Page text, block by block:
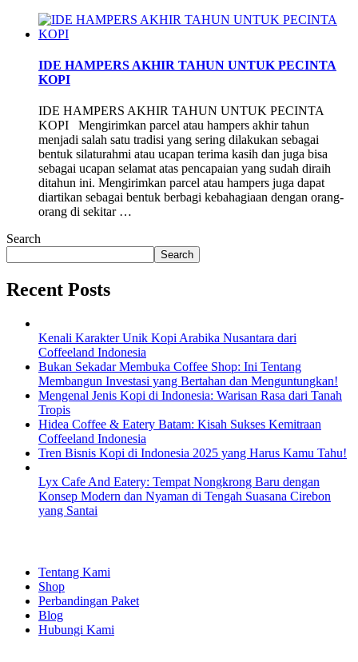
IDE HAMPERS AKHIR TAHUN UNTUK PECINTA
KOPI
IDE HAMPERS AKHIR TAHUN UNTUK PECINTA
KOPI Mengirimkan parcel atau hampers akhir tahun
menjadi salah satu tradisi yang sering dilakukan sebagai
bentuk silaturahmi atau ucapan terima kasih dan juga bisa
sebagai ucapan selamat atas pencapaian yang sudah diraih
ditahun ini. Mengirimkan parcel atau hampers juga dapat
diartikan sebagai bentuk berbagi kebahagiaan dengan orang-
orang di sekitar …
Search
Search
Recent Posts
Kenali Karakter Unik Kopi Arabika Nusantara dari
Coffeeland Indonesia
Bukan Sekadar Membuka Coffee Shop: Ini Tentang
Membangun Investasi yang Bertahan dan Menguntungkan!
Mengenal Jenis Kopi di Indonesia: Warisan Rasa dari Tanah
Tropis
Hidea Coffee & Eatery Batam: Kisah Sukses Kemitraan
Coffeeland Indonesia
Tren Bisnis Kopi di Indonesia 2025 yang Harus Kamu Tahu!
Lyx Cafe And Eatery: Tempat Nongkrong Baru dengan
Konsep Modern dan Nyaman di Tengah Suasana Cirebon
yang Santai
Tentang Kami
Shop
Perbandingan Paket
Blog
Hubungi Kami